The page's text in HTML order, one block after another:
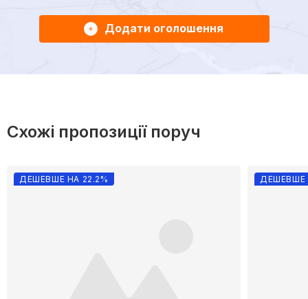
Додати оголошення
Схожі пропозиції поруч
ДЕШЕВШЕ НА 22.2% ДЕШЕВШЕ